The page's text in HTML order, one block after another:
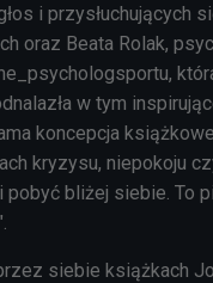
i przysłuchujących
oraz Beata Rolak,
w tym
koncepcja
kryzysu, niepokoju
pobyć bliżej siebie. To
siebie książkach